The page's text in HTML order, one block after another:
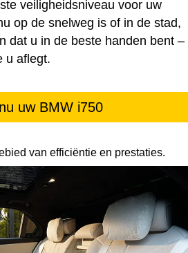
veiligheidsniveau voor uw
op de snelweg is of in de stad,
dat u in de beste handen bent –
u aflegt.
uw BMW i750
van efficiëntie en prestaties.